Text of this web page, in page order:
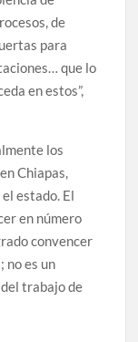
de
para
que lo
en estos”,
los
Chiapas,
estado. El
en número
convencer
no es un
trabajo de